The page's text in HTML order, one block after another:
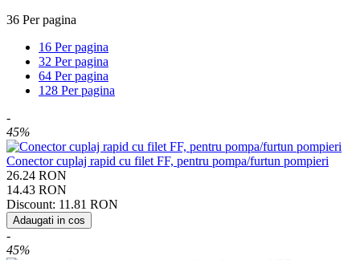
36 Per pagina
16 Per pagina
32 Per pagina
64 Per pagina
128 Per pagina
-
45%
Conector cuplaj rapid cu filet FF, pentru pompa/furtun pompieri
26.24 RON
14.43 RON
Discount: 11.81 RON
Adaugati in cos
-
45%